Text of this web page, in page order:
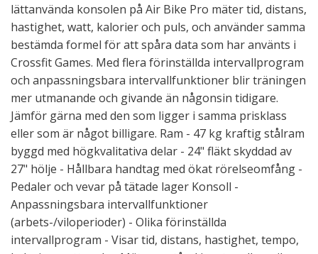
lättanvända konsolen på Air Bike Pro mäter tid, distans,
hastighet, watt, kalorier och puls, och använder samma
bestämda formel för att spåra data som har använts i
Crossfit Games. Med flera förinställda intervallprogram
och anpassningsbara intervallfunktioner blir träningen
mer utmanande och givande än någonsin tidigare.
Jämför gärna med den som ligger i samma prisklass
eller som är något billigare. Ram - 47 kg kraftig stålram
byggd med högkvalitativa delar - 24" fläkt skyddad av
27" hölje - Hållbara handtag med ökat rörelseomfång -
Pedaler och vevar på tätade lager Konsoll -
Anpassningsbara intervallfunktioner
(arbets-/viloperioder) - Olika förinställda
intervallprogram - Visar tid, distans, hastighet, tempo,